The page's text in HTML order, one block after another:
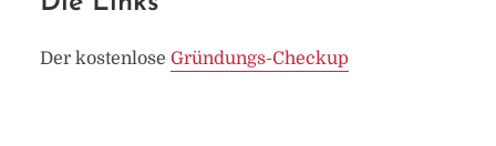
Der kostenlose Gründungs-Checkup